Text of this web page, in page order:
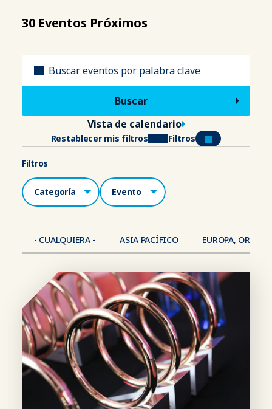
30 Eventos Próximos
Vista de calendario
Restablecer mis filtros Filtros
Filtros
Categorías Lugar
- CUALQUIERA - ASIA PACÍFICO EUROPA,